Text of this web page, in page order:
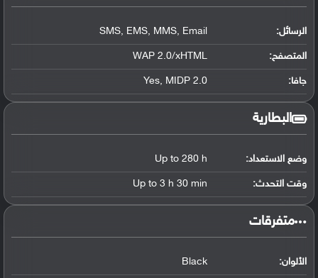
الرسائل: SMS, EMS, MMS, Email
المتصفح: WAP 2.0/xHTML
جافا: Yes, MIDP 2.0
البطارية
وضع الاستعداد: Up to 280 h
وقت التحدث: Up to 3 h 30 min
‏متفرقات‏
الألوان: Black